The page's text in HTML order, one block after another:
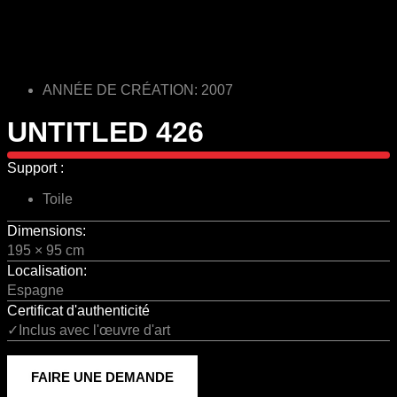
ANNÉE DE CRÉATION: 2007
UNTITLED 426
Support :
Toile
Dimensions:
195 × 95 cm
Localisation:
Espagne
Certificat d'authenticité
✓Inclus avec l'œuvre d'art
FAIRE UNE DEMANDE